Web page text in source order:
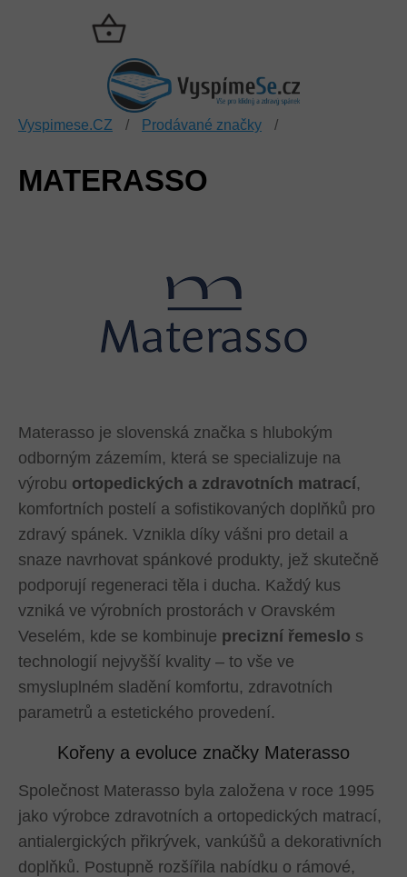
NÁKUPNÍ
KOŠÍK
Vyspimese.CZ / Prodávané značky /
MATERASSO
Materasso je slovenská značka s hlubokým
odborným zázemím, která se specializuje na
výrobu ortopedických a zdravotních matrací,
komfortních postelí a sofistikovaných doplňků pro
zdravý spánek. Vznikla díky vášni pro detail a
snaze navrhovat spánkové produkty, jež skutečně
podporují regeneraci těla i ducha. Každý kus
vzniká ve výrobních prostorách v Oravském
Veselém, kde se kombinuje precizní řemeslo s
technologií nejvyšší kvality – to vše ve
smysluplném sladění komfortu, zdravotních
parametrů a estetického provedení.
Kořeny a evoluce značky Materasso
Společnost Materasso byla založena v roce 1995
jako výrobce zdravotních a ortopedických matrací,
antialergických přikrývek, vankúšů a dekorativních
doplňků. Postupně rozšířila nabídku o rámové,